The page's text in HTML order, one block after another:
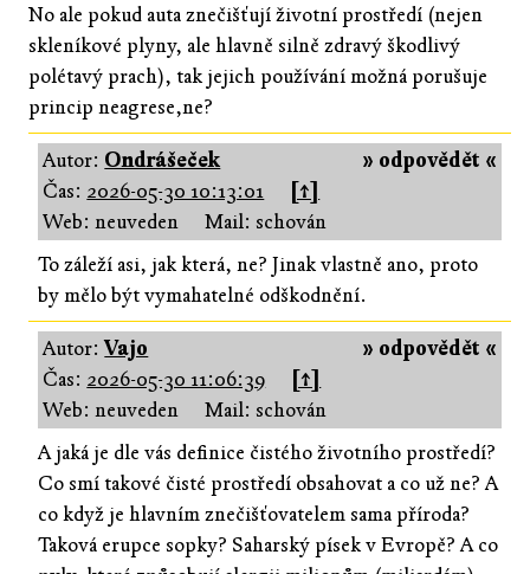
No ale pokud auta znečišťují životní prostředí (nejen
skleníkové plyny, ale hlavně silně zdravý škodlivý
polétavý prach), tak jejich používání možná porušuje
princip neagrese,ne?
» odpovědět «
Autor: Ondrášeček
Čas: 2026-05-30 10:13:01
[↑]
Web: neuveden
Mail: schován
To záleží asi, jak která, ne? Jinak vlastně ano, proto
by mělo být vymahatelné odškodnění.
» odpovědět «
Autor:Vajo
Čas: 2026-05-30 11:06:39
[↑]
Web: neuveden
Mail: schován
A jaká je dle vás definice čistého životního prostředí?
Co smí takové čisté prostředí obsahovat a co už ne? A
co když je hlavním znečišťovatelem sama příroda?
Taková erupce sopky? Saharský písek v Evropě? A co